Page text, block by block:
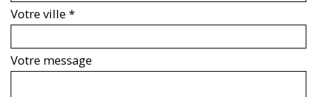
Votre ville *
Votre message